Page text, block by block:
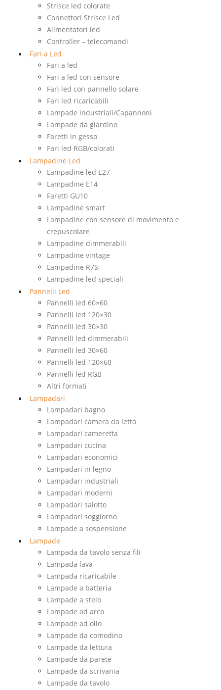
Strisce led colorate
Connettori Strisce Led
Alimentatori led
Controller – telecomandi
Fari a Led
Fari a led
Fari a led con sensore
Fari led con pannello solare
Fari led ricaricabili
Lampade industriali/Capannoni
Lampade da giardino
Faretti in gesso
Fari led RGB/colorati
Lampadine Led
Lampadine led E27
Lampadine E14
Faretti GU10
Lampadine smart
Lampadine con sensore di movimento e
crepuscolare
Lampadine dimmerabili
Lampadine vintage
Lampadine R7S
Lampadine led speciali
Pannelli Led
Pannelli led 60×60
Pannelli led 120×30
Pannelli led 30×30
Pannelli led dimmerabili
Pannelli led 30×60
Pannelli led 120×60
Pannelli led RGB
Altri formati
Lampadari
Lampadari bagno
Lampadari camera da letto
Lampadari cameretta
Lampadari cucina
Lampadari economici
Lampadari in legno
Lampadari industriali
Lampadari moderni
Lampadari salotto
Lampadari soggiorno
Lampade a sospensione
Lampade
Lampada da tavolo senza fili
Lampada lava
Lampada ricaricabile
Lampade a batteria
Lampade a stelo
Lampade ad arco
Lampade ad olio
Lampade da comodino
Lampade da lettura
Lampade da parete
Lampade da scrivania
Lampade da tavolo